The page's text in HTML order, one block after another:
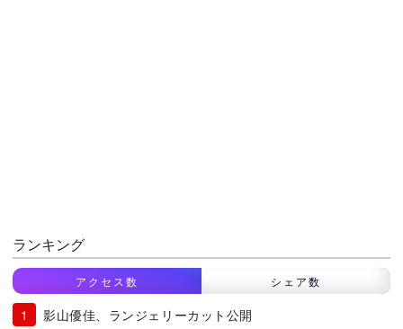
ランキング
アクセス数 シェア数
影山優佳、ランジェリーカット公開